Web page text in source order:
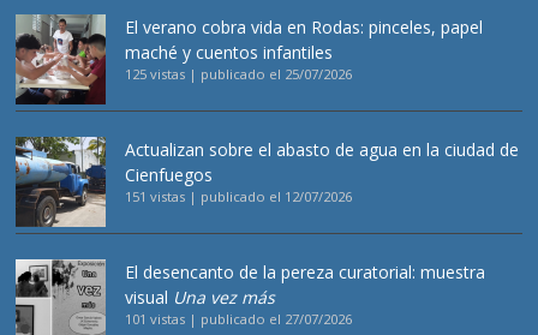
El verano cobra vida en Rodas: pinceles, papel
maché y cuentos infantiles
125 vistas | publicado el 25/07/2026
Actualizan sobre el abasto de agua en la ciudad de
Cienfuegos
151 vistas | publicado el 12/07/2026
El desencanto de la pereza curatorial: muestra
visual Una vez más
101 vistas | publicado el 27/07/2026